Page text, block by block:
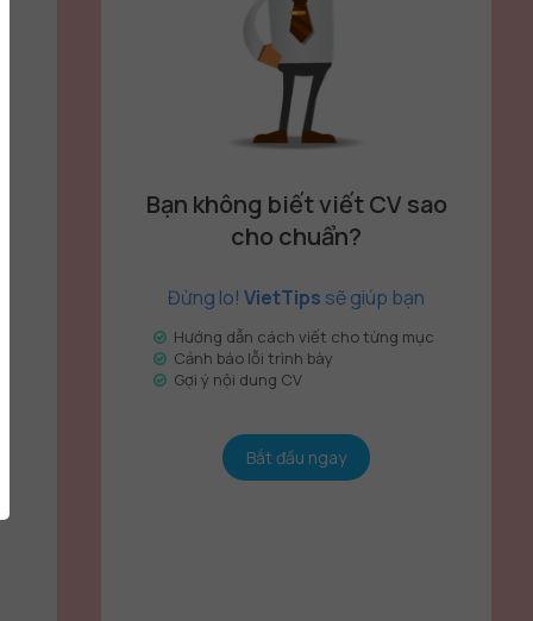
Bạn không biết viết CV sao
cho chuẩn?
Đừng lo! VietTips sẽ giúp bạn
Hướng dẫn cách viết cho từng mục
Cảnh báo lỗi trình bày
Gợi ý nội dung CV
Bắt đầu ngay